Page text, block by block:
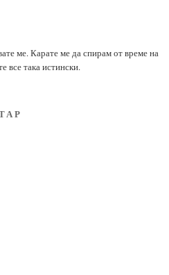
ме. Карате ме да спирам от време на
все така истински.